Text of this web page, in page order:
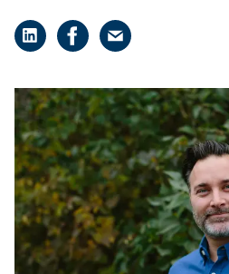
Dela på LinkedIn
Dela på Facebook
Dela på e-post